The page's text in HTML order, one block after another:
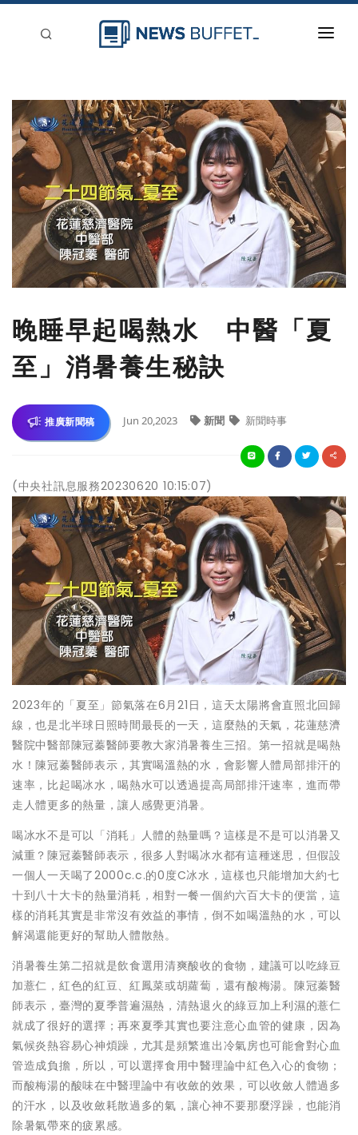
新聞稿分類
登入
刊登
晚睡早起喝熱水 中醫「夏
至」消暑養生秘訣
推廣新聞稿 Jun 20,2023 新聞 新聞時事
(中央社訊息服務20230620 10:15:07)
2023年的「夏至」節氣落在6月21日，這天太陽將會直照北回歸
線，也是北半球日照時間最長的一天，這麼熱的天氣，花蓮慈濟
醫院中醫部陳冠蓁醫師要教大家消暑養生三招。第一招就是喝熱
水！陳冠蓁醫師表示，其實喝溫熱的水，會影響人體局部排汗的
速率，比起喝冰水，喝熱水可以透過提高局部排汗速率，進而帶
走人體更多的熱量，讓人感覺更消暑。
喝冰水不是可以「消耗」人體的熱量嗎？這樣是不是可以消暑又
減重？陳冠蓁醫師表示，很多人對喝冰水都有這種迷思，但假設
一個人一天喝了2000c.c.的0度C冰水，這樣也只能增加大約七
十到八十大卡的熱量消耗，相對一餐一個約六百大卡的便當，這
樣的消耗其實是非常沒有效益的事情，倒不如喝溫熱的水，可以
解渴還能更好的幫助人體散熱。
消暑養生第二招就是飲食選用清爽酸收的食物，建議可以吃綠豆
加薏仁，紅色的紅豆、紅鳳菜或胡蘿蔔，還有酸梅湯。陳冠蓁醫
師表示，臺灣的夏季普遍濕熱，清熱退火的綠豆加上利濕的薏仁
就成了很好的選擇；再來夏季其實也要注意心血管的健康，因為
氣候炎熱容易心神煩躁，尤其是頻繁進出冷氣房也可能會對心血
管造成負擔，所以，可以選擇食用中醫理論中紅色入心的食物；
而酸梅湯的酸味在中醫理論中有收斂的效果，可以收斂人體過多
的汗水，以及收斂耗散過多的氣，讓心神不要那麼浮躁，也能消
除暑氣帶來的疲累感。